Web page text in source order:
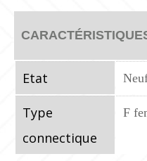
Etat
Type
connectique
F